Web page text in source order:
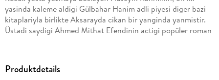
yasinda kaleme aldigi Gülbahar Hanim adli piyesi diger bazi
kitaplariyla birlikte Aksarayda cikan bir yanginda yanmistir.
Üstadi saydigi Ahmed Mithat Efendinin actigi popüler roman
mahallelerindeki yasam tarzini natüralist bir bicimde dile
Produktdetails